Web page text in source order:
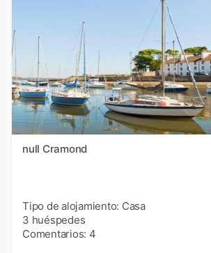
null Cramond
Tipo de alojamiento: Casa
3 huéspedes
Comentarios: 4